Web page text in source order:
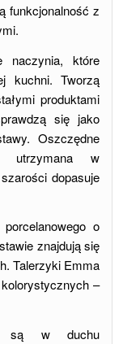
funkcjonalność z
naczynia, które
kuchni. Tworzą
produktami
się jako
Oszczędne
utrzymana w
dopasuje
o
znajdują się
Talerzyki Emma
–
są w duchu